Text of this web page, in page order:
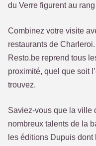
du Verre figurent au
Combinez votre visite
restaurants de
Resto.be reprend tous
proximité, quel que soit
trouvez.
Saviez-vous que la ville
nombreux talents de la
les éditions Dupuis